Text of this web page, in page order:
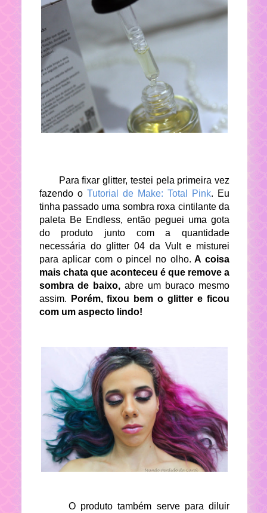
Para fixar glitter, testei pela primeira vez
fazendo o Tutorial de Make: Total Pink. Eu
tinha passado uma sombra roxa cintilante da
paleta Be Endless, então peguei uma gota
do produto junto com a quantidade
necessária do glitter 04 da Vult e misturei
para aplicar com o pincel no olho. A coisa
mais chata que aconteceu é que remove a
sombra de baixo, abre um buraco mesmo
assim.
Porém, fixou bem o glitter e ficou
com um aspecto lindo!
O produto também serve para diluir